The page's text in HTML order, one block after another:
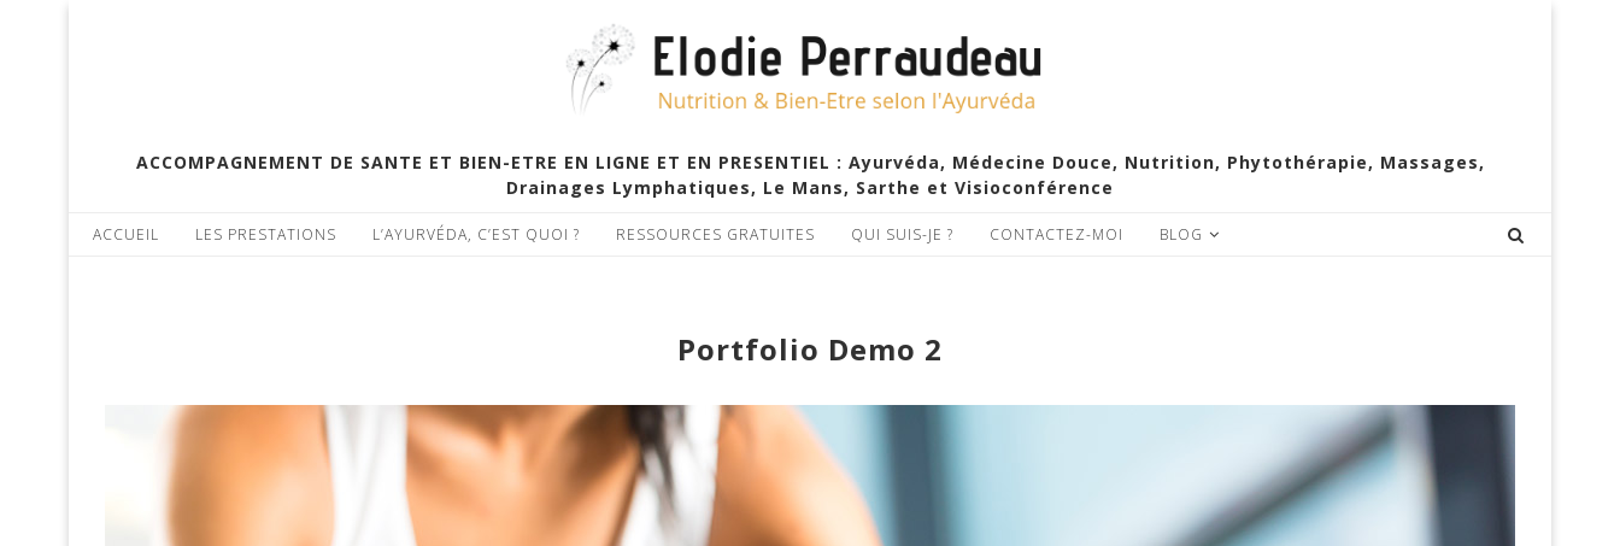
ACCOMPAGNEMENT DE SANTE ET BIEN-ETRE EN LIGNE ET EN PRESENTIEL : Ayurvéda, Médecine Douce, Nutrition, Phytothérapie, Massages,
Drainages Lymphatiques, Le Mans, Sarthe et Visioconférence
ACCUEIL LES PRESTATIONS L’AYURVÉDA, C’EST QUOI ? RESSOURCES GRATUITES QUI SUIS-JE ? CONTACTEZ-MOI BLOG
Portfolio Demo 2